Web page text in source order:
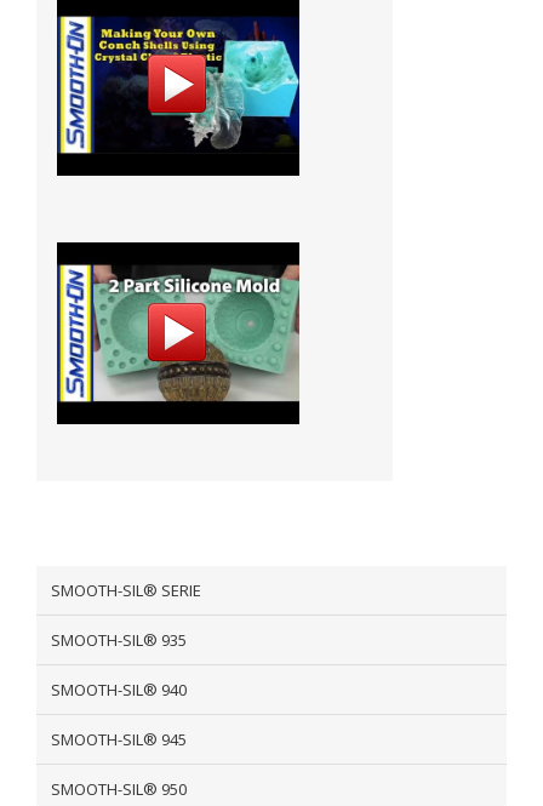
SMOOTH-SIL® SERIE
SMOOTH-SIL® 935
SMOOTH-SIL® 940
SMOOTH-SIL® 945
SMOOTH-SIL® 950